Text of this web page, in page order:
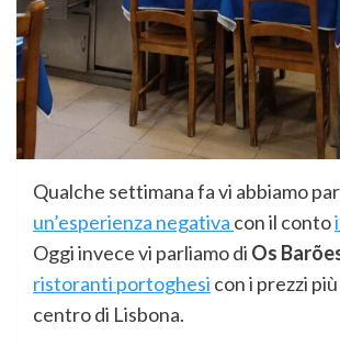
Qualche settimana fa vi abbiamo
un’esperienza negativa con il conto
Oggi invece vi parliamo di Os
ristoranti portoghesi con i prezzi
centro di Lisbona.